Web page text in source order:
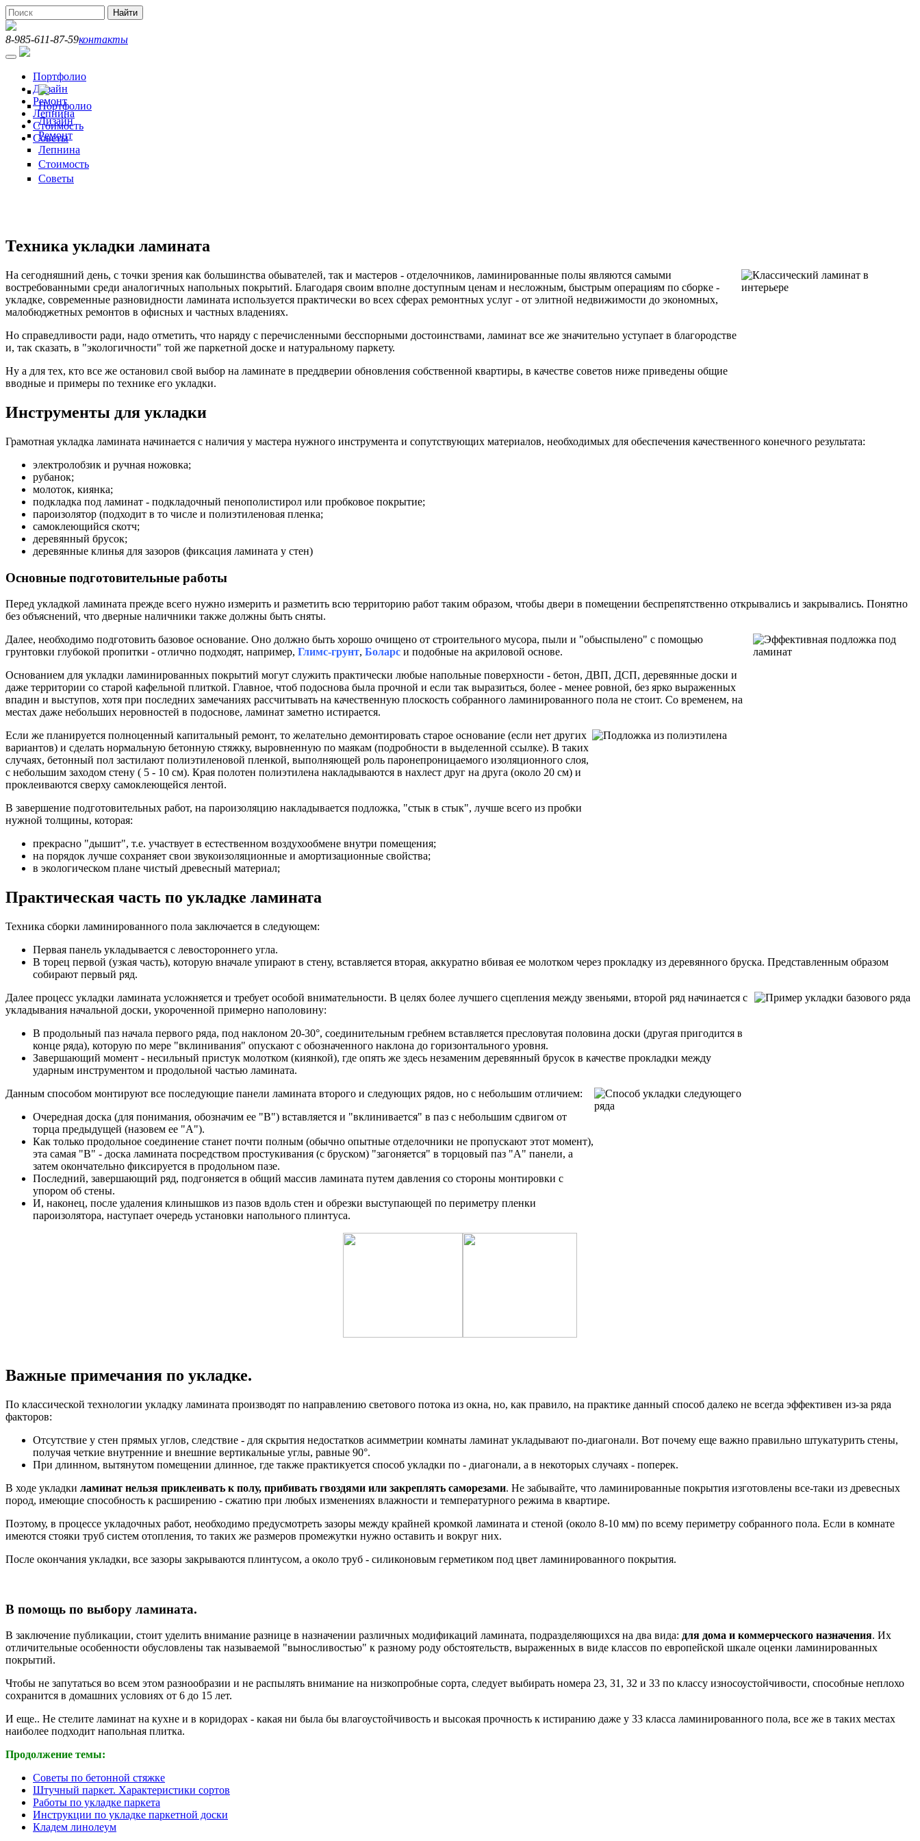
Перейти к основному содержанию
Форма поиска
Найти
8-985-611-87-59контакты
Портфолио
Дизайн
Ремонт
Лепнина
Стоимость
Советы
Портфолио
Дизайн
Ремонт
Лепнина
Стоимость
Советы
Техника укладки ламината
На сегодняшний день, с точки зрения как большинства обывателей, так и мастеров - отделочников, ламинированные полы являются самыми
востребованными среди аналогичных напольных покрытий. Благодаря своим вполне доступным ценам и несложным, быстрым операциям по сборке -
укладке, современные разновидности ламината используется практически во всех сферах ремонтных услуг - от элитной недвижимости до экономных,
малобюджетных ремонтов в офисных и частных владениях.
Но справедливости ради, надо отметить, что наряду с перечисленными бесспорными достоинствами, ламинат все же значительно уступает в благородстве
и, так сказать, в "экологичности" той же паркетной доске и натуральному паркету.
Ну а для тех, кто все же остановил свой выбор на ламинате в преддверии обновления собственной квартиры, в качестве советов ниже приведены общие
вводные и примеры по технике его укладки.
Инструменты для укладки
Грамотная укладка ламината начинается с наличия у мастера нужного инструмента и сопутствующих материалов, необходимых для обеспечения качественного конечного результата:
электролобзик и ручная ножовка;
рубанок;
молоток, киянка;
подкладка под ламинат - подкладочный пенополистирол или пробковое покрытие;
пароизолятор (подходит в то числе и полиэтиленовая пленка;
самоклеющийся скотч;
деревянный брусок;
деревянные клинья для зазоров (фиксация ламината у стен)
Основные подготовительные работы
Перед укладкой ламината прежде всего нужно измерить и разметить всю территорию работ таким образом, чтобы двери в помещении беспрепятственно открывались и закрывались. Понятно
без объяснений, что дверные наличники также должны быть сняты.
Далее, необходимо подготовить базовое основание. Оно должно быть хорошо очищено от строительного мусора, пыли и "обыспылено" с помощью
грунтовки глубокой пропитки - отлично подходят, например, Глимс-грунт, Боларс и подобные на акриловой основе.
Основанием для укладки ламинированных покрытий могут служить практически любые напольные поверхности - бетон, ДВП, ДСП, деревянные доски и
даже территории со старой кафельной плиткой. Главное, чтоб подоснова была прочной и если так выразиться, более - менее ровной, без ярко выраженных
впадин и выступов, хотя при последних замечаниях рассчитывать на качественную плоскость собранного ламинированного пола не стоит. Со временем, на
местах даже небольших неровностей в подоснове, ламинат заметно истирается.
Если же планируется полноценный капитальный ремонт, то желательно демонтировать старое основание (если нет других
вариантов) и сделать нормальную бетонную стяжку, выровненную по маякам (подробности в выделенной ссылке). В таких
случаях, бетонный пол застилают полиэтиленовой пленкой, выполняющей роль паронепроницаемого изоляционного слоя,
с небольшим заходом стену ( 5 - 10 см). Края полотен полиэтилена накладываются в нахлест друг на друга (около 20 см) и
проклеиваются сверху самоклеющейся лентой.
В завершение подготовительных работ, на пароизоляцию накладывается подложка, "стык в стык", лучше всего из пробки
нужной толщины, которая:
прекрасно "дышит", т.е. участвует в естественном воздухообмене внутри помещения;
на порядок лучше сохраняет свои звукоизоляционные и амортизационные свойства;
в экологическом плане чистый древесный материал;
Практическая часть по укладке ламината
Техника сборки ламинированного пола заключается в следующем:
Первая панель укладывается с левостороннего угла.
В торец первой (узкая часть), которую вначале упирают в стену, вставляется вторая, аккуратно вбивая ее молотком через прокладку из деревянного бруска. Представленным образом
собирают первый ряд.
Далее процесс укладки ламината усложняется и требует особой внимательности. В целях более лучшего сцепления между звеньями, второй ряд начинается с
укладывания начальной доски, укороченной примерно наполовину:
В продольный паз начала первого ряда, под наклоном 20-30°, соединительным гребнем вставляется пресловутая половина доски (другая пригодится в
конце ряда), которую по мере "вклинивания" опускают с обозначенного наклона до горизонтального уровня.
Завершающий момент - несильный пристук молотком (киянкой), где опять же здесь незаменим деревянный брусок в качестве прокладки между
ударным инструментом и продольной частью ламината.
Данным способом монтируют все последующие панели ламината второго и следующих рядов, но с небольшим отличием:
Очередная доска (для понимания, обозначим ее "В") вставляется и "вклинивается" в паз с небольшим сдвигом от
торца предыдущей (назовем ее "А").
Как только продольное соединение станет почти полным (обычно опытные отделочники не пропускают этот момент),
эта самая "В" - доска ламината посредством простукивания (с бруском) "загоняется" в торцовый паз "А" панели, а
затем окончательно фиксируется в продольном пазе.
Последний, завершающий ряд, подгоняется в общий массив ламината путем давления со стороны монтировки с
упором об стены.
И, наконец, после удаления клинышков из пазов вдоль стен и обрезки выступающей по периметру пленки
пароизолятора, наступает очередь установки напольного плинтуса.
Важные примечания по укладке.
По классической технологии укладку ламината производят по направлению светового потока из окна, но, как правило, на практике данный способ далеко не всегда эффективен из-за ряда
факторов:
Отсутствие у стен прямых углов, следствие - для скрытия недостатков асимметрии комнаты ламинат укладывают по-диагонали. Вот почему еще важно правильно штукатурить стены,
получая четкие внутренние и внешние вертикальные углы, равные 90°.
При длинном, вытянутом помещении длинное, где также практикуется способ укладки по - диагонали, а в некоторых случаях - поперек.
В ходе укладки ламинат нельзя приклеивать к полу, прибивать гвоздями или закреплять саморезами. Не забывайте, что ламинированные покрытия изготовлены все-таки из древесных
пород, имеющие способность к расширению - сжатию при любых изменениях влажности и температурного режима в квартире.
Поэтому, в процессе укладочных работ, необходимо предусмотреть зазоры между крайней кромкой ламината и стеной (около 8-10 мм) по всему периметру собранного пола. Если в комнате
имеются стояки труб систем отопления, то таких же размеров промежутки нужно оставить и вокруг них.
После окончания укладки, все зазоры закрываются плинтусом, а около труб - силиконовым герметиком под цвет ламинированного покрытия.
В помощь по выбору ламината.
В заключение публикации, стоит уделить внимание разнице в назначении различных модификаций ламината, подразделяющихся на два вида: для дома и коммерческого назначения. Их
отличительные особенности обусловлены так называемой "выносливостью" к разному роду обстоятельств, выраженных в виде классов по европейской шкале оценки ламинированных
покрытий.
Чтобы не запутаться во всем этом разнообразии и не распылять внимание на низкопробные сорта, следует выбирать номера 23, 31, 32 и 33 по классу износоустойчивости, способные неплохо
сохранится в домашних условиях от 6 до 15 лет.
И еще.. Не стелите ламинат на кухне и в коридорах - какая ни была бы влагоустойчивость и высокая прочность к истиранию даже у 33 класса ламинированного пола, все же в таких местах
наиболее подходит напольная плитка.
Продолжение темы:
Советы по бетонной стяжке
Штучный паркет. Характеристики сортов
Работы по укладке паркета
Инструкции по укладке паркетной доски
Кладем линолеум